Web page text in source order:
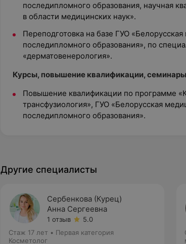
последипломного образования, научная
в области медицинских наук».
Переподготовка на базе ГУО
последипломного образования», по
«дерматовенерология».
Курсы, повышение квалификации,
Повышение квалификации по программе
трансфузиология», ГУО «Белорусская
последипломного образования».
Другие специалисты
Сербенкова (Курец)
Анна Сергеевна
1 отзыв
5.0
Стаж 17 лет • Первая категория
Косметолог